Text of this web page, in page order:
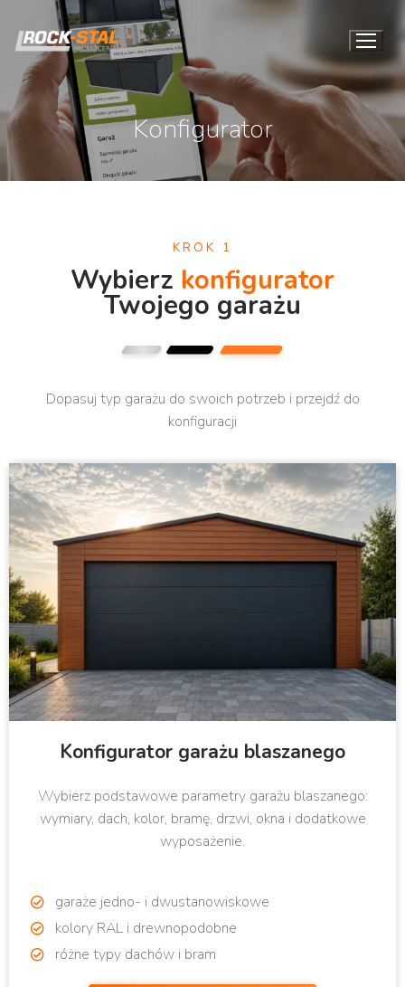
Konfigurator
KROK 1
Wybierz konfigurator
Twojego garażu
Dopasuj typ garażu do swoich potrzeb i przejdź do
konfiguracji
Konfigurator garażu blaszanego
Wybierz podstawowe parametry garażu blaszanego:
wymiary, dach, kolor, bramę, drzwi, okna i dodatkowe
wyposażenie.
garaże jedno- i dwustanowiskowe
kolory RAL i drewnopodobne
różne typy dachów i bram